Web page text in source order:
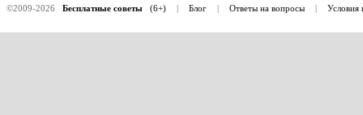
©2009-2026 Бесплатные советы(6+) | Блог | Ответы на вопросы | Условия